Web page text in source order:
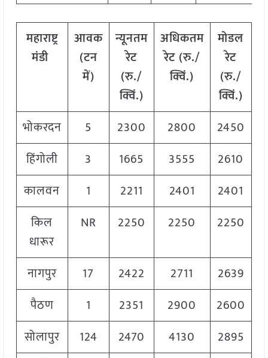
महाराष्ट्र
मंडी
आवक
(टन
में)
न्यूनतम
रेट
(रु./
क्विं.)
अधिकतम
रेट (रु./
क्विं.)
मोडल
रेट
(रु./
क्विं.)
भोकरदन
5 2300 2800
2450
हिंगोली
3 1665 3555
2610
कालवन
1 2211 2401
2401
किल
धारूर
NR 2250 2250 2250
नागपुर 17 2422 2711
2639
पैठण
1 2351 2900
2600
सोलापुर
124 2470 4130
2895